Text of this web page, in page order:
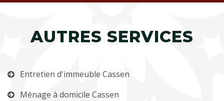
AUTRES SERVICES
Entretien d'immeuble Cassen
Ménage à domicile Cassen